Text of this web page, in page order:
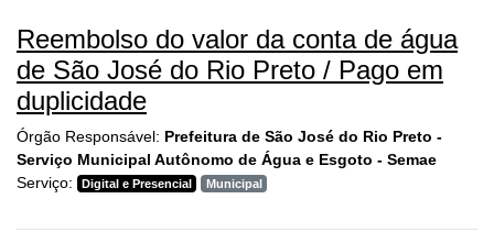
Reembolso do valor da conta de água
de São José do Rio Preto / Pago em
duplicidade
Órgão Responsável: Prefeitura de São José do Rio Preto -
Serviço Municipal Autônomo de Água e Esgoto - Semae
Serviço:
Digital e Presencial Municipal